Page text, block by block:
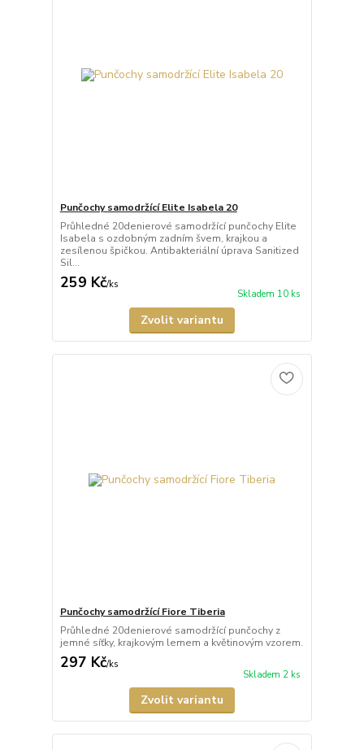
Punčochy samodržící Elite Isabela 20
Průhledné 20denierové samodržící punčochy Elite
Isabela s ozdobným zadním švem, krajkou a
zesílenou špičkou. Antibakteriální úprava Sanitized
Sil...
259 Kč/ks
Skladem 10 ks
Zvolit variantu
Punčochy samodržící Fiore Tiberia
Průhledné 20denierové samodržící punčochy z
jemné síťky, krajkovým lemem a květinovým vzorem.
297 Kč/ks
Skladem 2 ks
Zvolit variantu